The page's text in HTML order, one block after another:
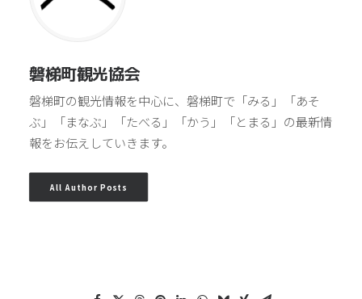
磐梯町観光協会
磐梯町の観光情報を中心に、磐梯町で「みる」「あそ
ぶ」「まなぶ」「たべる」「かう」「とまる」の最新情
報をお伝えしていきます。
All Author Posts